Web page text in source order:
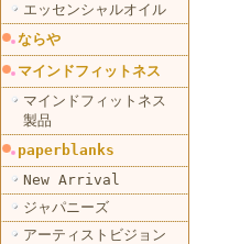
エッセンシャルオイル
ならや
マインドフィットネス
マインドフィットネス
製品
paperblanks
New Arrival
ジャパニーズ
アーティストビジョン